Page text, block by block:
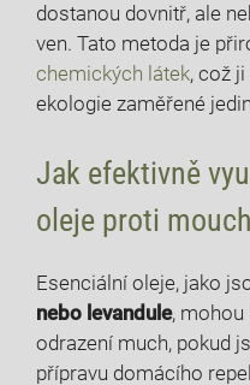
dostanou dovnitř, ale
ven. Tato metoda je
chemických látek, což
ekologie zaměřené
Jak efektivně
oleje proti
Esenciální oleje, jako
nebo levandule, mohou
odrazení much, pokud
přípravu domácího